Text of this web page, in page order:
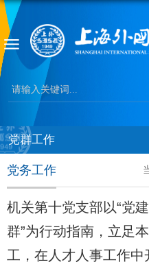
党群工作
党务工作
机关第十党支部以“党
群”为行动指南，立足
工，在人才人事工作